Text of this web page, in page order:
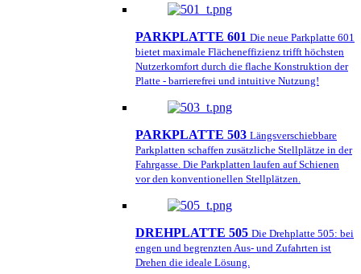
PARKPLATTE 601 Die neue Parkplatte 601
bietet maximale Flächeneffizienz trifft höchsten
Nutzerkomfort durch die flache Konstruktion der
Platte - barrierefrei und intuitive Nutzung!
PARKPLATTE 503 Längsverschiebbare
Parkplatten schaffen zusätzliche Stellplätze in der
Fahrgasse. Die Parkplatten laufen auf Schienen
vor den konventionellen Stellplätzen.
DREHPLATTE 505 Die Drehplatte 505: bei
engen und begrenzten Aus- und Zufahrten ist
Drehen die ideale Lösung.